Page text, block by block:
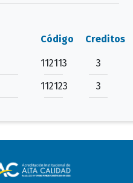
Código Creditos
112113
3
112123 3